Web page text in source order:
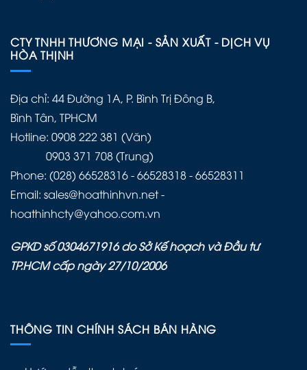
CTY TNHH THƯƠNG MẠI - SẢN XUẤT - DỊCH VỤ
HÒA THỊNH
Địa chỉ: 44 Đường 1A, P. Bình Trị Đông B,
Bình Tân, TPHCM
Hotline: 0908 222 381 (Văn)
0903 371 708 (Trung)
Phone: (028) 66528316 - 66528318 - 66528311
Email: sales@hoathinhvn.net -
hoathinhcty@yahoo.com.vn
GPKD số 0304671916 do Sở Kế hoạch và Đầu tư
TP.HCM cấp ngày 27/10/2006
THÔNG TIN CHÍNH SÁCH BÁN HÀNG